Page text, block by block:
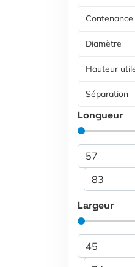
Contenance
Diamètre
Hauteur
Séparation
Longueur
Largeur